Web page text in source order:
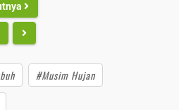
#Musim Hujan